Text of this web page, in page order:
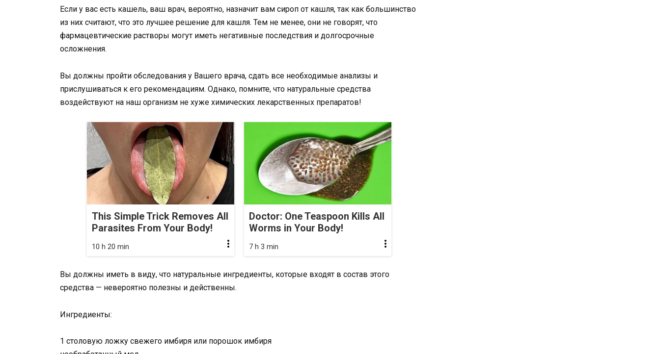
Если у вас есть кашель, ваш врач, вероятно, назначит вам сироп от кашля, так как большинство
из них считают, что это лучшее решение для кашля. Тем не менее, они не говорят, что
фармацевтические растворы могут иметь негативные последствия и долгосрочные
осложнения.
Вы должны пройти обследования у Вашего врача, сдать все необходимые анализы и
прислушиваться к его рекомендациям. Однако, помните, что натуральные средства
воздействуют на наш организм не хуже химических лекарственных препаратов!
This Simple Trick Removes All
Parasites From Your Body!
10 h 20 min
Doctor: One Teaspoon Kills All
Worms in Your Body!
7 h 3 min
Вы должны иметь в виду, что натуральные ингредиенты, которые входят в состав этого
средства — невероятно полезны и действенны.
Ингредиенты:
1 столовую ложку свежего имбиря или порошок имбиря